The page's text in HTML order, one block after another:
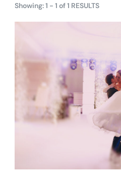
Showing: 1 - 1 of 1 RESULTS